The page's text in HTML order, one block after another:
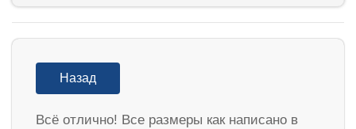
Назад
Всё отлично! Все размеры как написано в